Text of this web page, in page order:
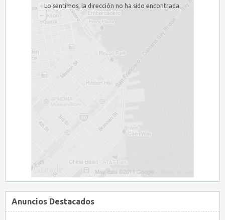
Lo sentimos, la dirección no ha sido encontrada.
Anuncios Destacados